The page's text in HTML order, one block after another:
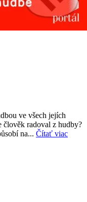
ve všech jejích
člověk radoval z hudby?
na... Čítať viac